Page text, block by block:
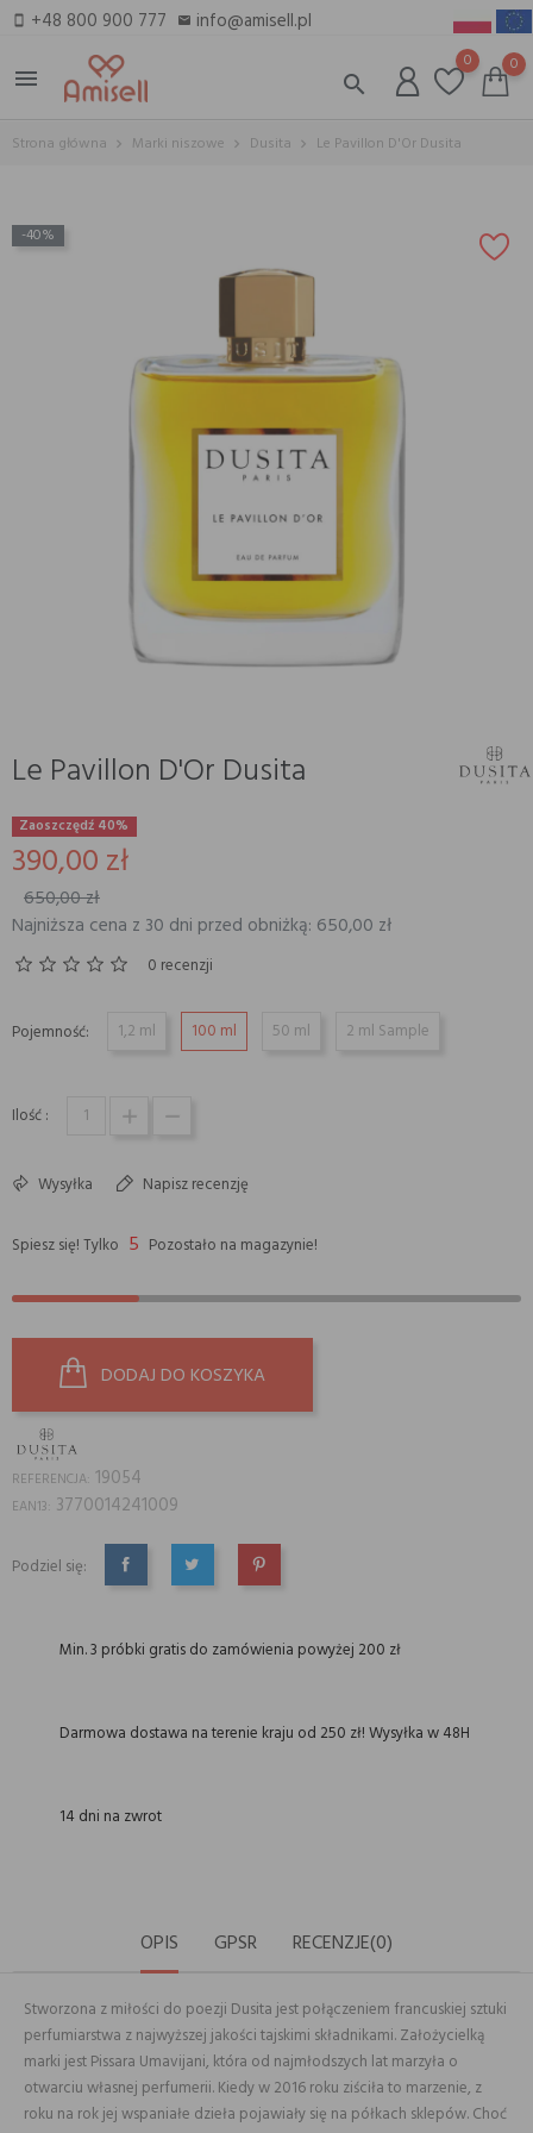
smartphone +48 800 900 777 email info@amisell.pl
menu
search
0 0
Strona główna Marki niszowe Dusita Le Pavillon D'Or Dusita
-40%
Le Pavillon D'Or Dusita
Zaoszczędź 40%
390,00 zł
650,00 zł
Najniższa cena z 30 dni przed obniżką: 650,00 zł
0 recenzji
Pojemność: 1,2 ml 100 ml 50 ml 2 ml Sample
Ilość :
Wysyłka Napisz recenzję
Spiesz się! Tylko 5 Pozostało na magazynie!
DODAJ DO KOSZYKA
REFERENCJA: 19054
EAN13: 3770014241009
Podziel się:
UDOSTĘPNIJTWEETUJPINTEREST
Min. 3 próbki gratis do zamówienia powyżej 200 zł
Darmowa dostawa na terenie kraju od 250 zł! Wysyłka w 48H
14 dni na zwrot
OPIS GPSR RECENZJE(0)
Stworzona z miłości do poezji Dusita jest połączeniem francuskiej sztuki
perfumiarstwa z najwyższej jakości tajskimi składnikami. Założycielką
marki jest Pissara Umavijani, która od najmłodszych lat marzyła o
otwarciu własnej perfumerii. Kiedy w 2016 roku ziściła to marzenie, z
roku na rok jej wspaniałe dzieła pojawiały się na półkach sklepów. Choć